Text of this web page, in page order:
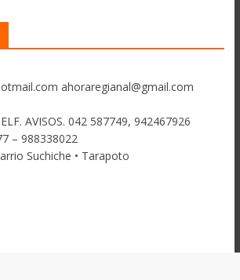
ahoraregianal@gmail.com
AVISOS. 042 587749, 942467926
– 988338022
Suchiche • Tarapoto